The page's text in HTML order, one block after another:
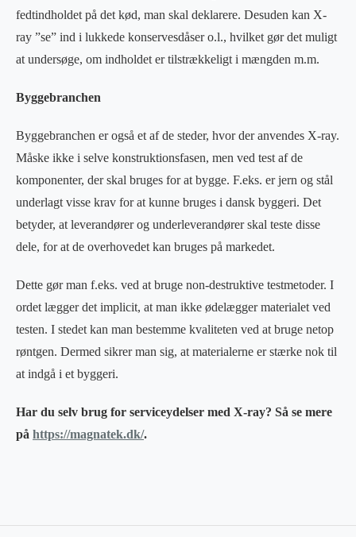
fedtindholdet på det kød, man skal deklarere. Desuden kan X-
ray ”se” ind i lukkede konservesdåser o.l., hvilket gør det muligt
at undersøge, om indholdet er tilstrækkeligt i mængden m.m.
Byggebranchen
Byggebranchen er også et af de steder, hvor der anvendes X-ray.
Måske ikke i selve konstruktionsfasen, men ved test af de
komponenter, der skal bruges for at bygge. F.eks. er jern og stål
underlagt visse krav for at kunne bruges i dansk byggeri. Det
betyder, at leverandører og underleverandører skal teste disse
dele, for at de overhovedet kan bruges på markedet.
Dette gør man f.eks. ved at bruge non-destruktive testmetoder. I
ordet lægger det implicit, at man ikke ødelægger materialet ved
testen. I stedet kan man bestemme kvaliteten ved at bruge netop
røntgen. Dermed sikrer man sig, at materialerne er stærke nok til
at indgå i et byggeri.
Har du selv brug for serviceydelser med X-ray? Så se mere
på https://magnatek.dk/.